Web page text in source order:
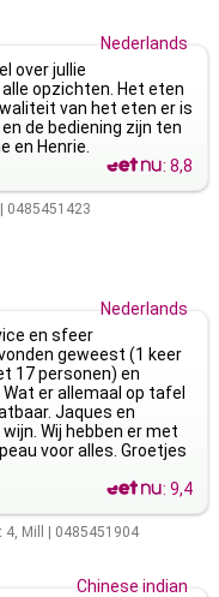
Nederlands
over jullie
opzichten. Het eten
van het eten er is
de bediening zijn ten
en Henrie.
:8,8
0485451423
Nederlands
en sfeer
geweest (1 keer
17 personen) en
er allemaal op tafel
Jaques en
Wij hebben er met
voor alles. Groetjes
:9,4
4, Mill 0485451904
Chinese indian